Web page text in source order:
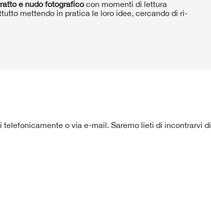
e nudo fotograficocon momenti di lettura
mettendo in pratica le loro idee, cercando di ri-
o via e-mail. Saremo lieti di incontrarvi di